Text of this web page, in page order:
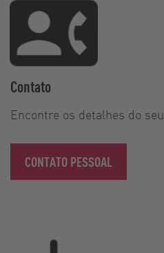
Contato
Encontre os detalhes do seu
CONTATO PESSOAL